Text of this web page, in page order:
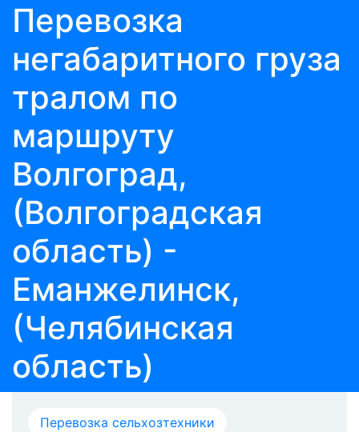
Перевозка
негабаритного груза
тралом по
маршруту
Волгоград,
(Волгоградская
область) -
Еманжелинск,
(Челябинская
область)
Перевозка сельхозтехники